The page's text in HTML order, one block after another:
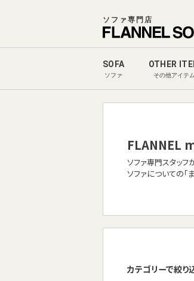
ソファ専門店
SOFA
ソファ
OTHER
その他アイテム
FLANNEL
ソファ専門スタッフ
ソファについての「
カテゴリーで絞り